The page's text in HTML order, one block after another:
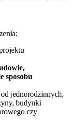
sposobu
jednorodzinnych,
budynki
czy